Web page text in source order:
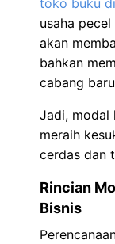
toko buku
usaha
akan
bahkan
cabang
Jadi, modal
meraih
cerdas dan
Rincian
Bisnis